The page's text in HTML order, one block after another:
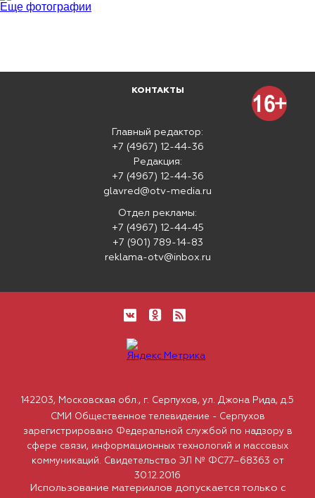
Еще фотографии
КОНТАКТЫ
Главный редактор:
+7 (4967) 12-44-36
Редакция:
+7 (4967) 12-44-36
glavred@otv-media.ru
Отдел рекламы:
+7 (4967) 12-44-45
+7 (901) 789-14-83
reklama-otv@inbox.ru
Использование материалов допускается только с
142203, Московская обл., г. Серпухов, ул. Джона Рида, д.5
СМИ Общественное телевидение - Серпухов
зарегистрировано Федеральной службой по надзору в
сфере связи, информационных технологий и массовых
коммуникаций. Свидетельство ЭЛ № ФС77–68363 от
30.12.2016